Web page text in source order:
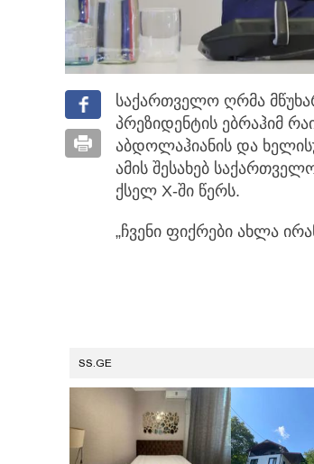
საქართველო ღრმა
პრეზიდენტის ებრაჰიმ
აბდოლაჰიანის და
ამის შესახებ
ქსელ X-ში წერს.
„ჩვენი ფიქრები ახლა
SS.GE